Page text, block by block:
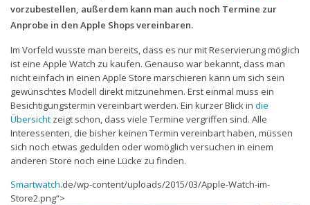
Smartphonetarife
Datentarife
o2
Smartphonetarife
Prepaid-Tarife
Datentarife
Flatrate-Prepaidtarife
Mobilfunk-Tarifrechner
vorzubestellen, außerdem kann man auch noch Termine zur
Anprobe in den Apple Shops vereinbaren.
Im Vorfeld wusste man bereits, dass es nur mit Reservierung möglich
ist eine Apple Watch zu kaufen. Genauso war bekannt, dass man
nicht einfach in einen Apple Store marschieren kann um sich sein
gewünschtes Modell direkt mitzunehmen. Erst einmal muss ein
Besichtigungstermin vereinbart werden. Ein kurzer Blick in die
Übersicht zeigt schon, dass viele Termine vergriffen sind. Alle
Interessenten, die bisher keinen Termin vereinbart haben, müssen
sich noch etwas gedulden oder womöglich versuchen in einem
anderen Store noch eine Lücke zu finden.
Smartwatch.de/wp-content/uploads/2015/03/Apple-Watch-im-
Store2.png“>